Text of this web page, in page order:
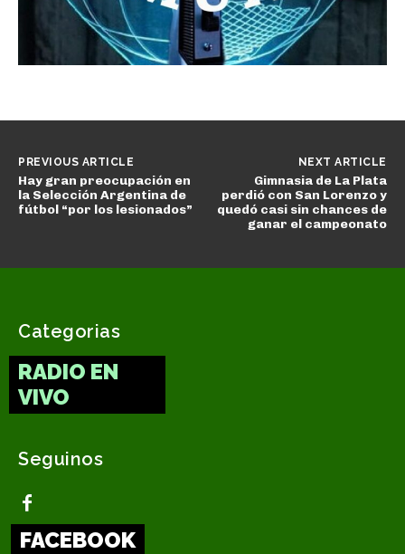
PREVIOUS ARTICLE
Hay gran preocupación en
la Selección Argentina de
fútbol “por los lesionados”
NEXT ARTICLE
Gimnasia de La Plata
perdió con San Lorenzo y
quedó casi sin chances de
ganar el campeonato
Categorias
RADIO EN
VIVO
Seguinos
FACEBOOK